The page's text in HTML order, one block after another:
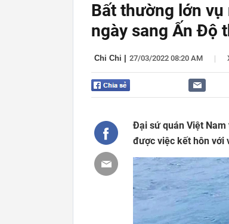
Bất thường lớn
ngày sang Ấn Độ
Chi Chi 27/03/2022 08:20 AM |
Đại sứ quán Việt
được việc kết hôn với